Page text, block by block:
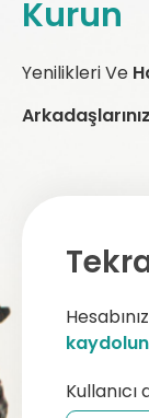
Kurun
Yenilikleri Ve
Kullanıcı